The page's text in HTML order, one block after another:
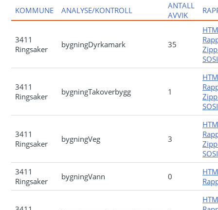
KOMMUNE ANALYSE/KONTROLL
ANTALL
AVVIK
3411
Ringsaker
bygningDyrkamark 35
3411
Ringsaker
bygningTakoverbygg 1
3411
Ringsaker
bygningVeg 3
3411
Ringsaker
bygningVann 0